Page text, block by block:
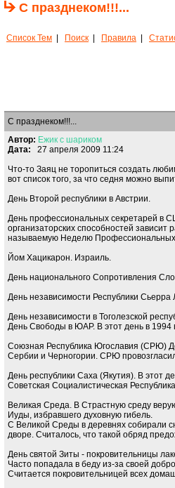
С празднеком!!!...
Список Тем Поиск Правила
С празднеком!!!...
Автор: Ежик с шариком
Дата: 27 апреля 2009 11:24
Что-то Заяц не торопиться создать
вот список того, за что седня можно
День Второй республики в Австрии.
День профессиональных секретарей в
организаторских способностей
называемую Неделю
Йом Хацикарон. Израиль.
День национального Сопротивления
День независимости Республики
День независимости в Тоголезской
День Свободы в ЮАР. В этот день в 1994
Союзная Республика Югославия (СРЮ)
Сербии и Черногории. СРЮ
День республики Саха (Якутия). В этот
Советская Социалистическая
Великая Среда. В Страстную среду
Иуды, избравшего духовную гибель.
С Великой Среды в деревнях собирали
дворе. Считалось, что такой обряд
День святой Зиты - покровительницы
Часто попадала в беду из-за своей
Считается покровительницей всех